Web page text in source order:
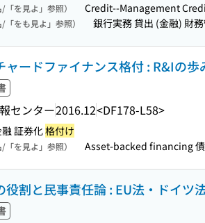
を見よ」参照） Credit--Management
をも見よ」参照） 銀行実務 貸出 (金融) 財
ャードファイナンス格付 : R&Iの歩
センター2016.12<DF178-L58>
証券化格付け
を見よ」参照） Asset-backed financing
役割と民事責任論 : EU法・ドイツ